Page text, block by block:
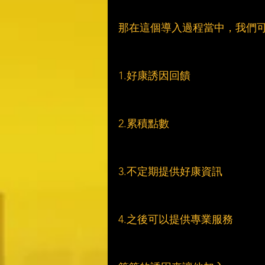
那在這個導入過程當中，我們
1.好康誘因回饋
2.累積點數
3.不定期提供好康資訊
4.之後可以提供專業服務